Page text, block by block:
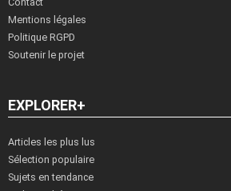
Mentions légales
Politique RGPD
Soutenir le projet
EXPLORER+
Articles les plus lus
Sélection populaire
Sujets en tendance